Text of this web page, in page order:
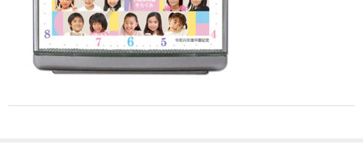
音声時計(集合)
目覚まし時計(個別)